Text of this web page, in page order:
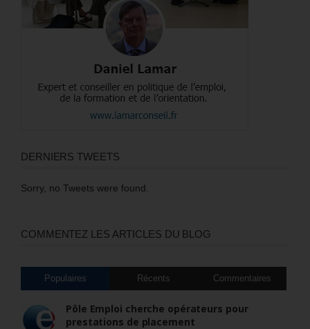
DERNIERS TWEETS
Sorry, no Tweets were found.
COMMENTEZ LES ARTICLES DU BLOG
Populaires Récents Commentaires
Pôle Emploi cherche opérateurs pour
prestations de placement